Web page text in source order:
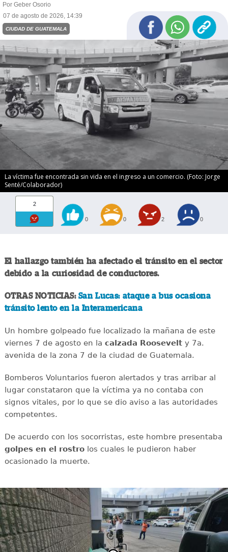
Por Geber Osorio
07 de agosto de 2026, 14:39
CIUDAD DE GUATEMALA
La víctima fue encontrada sin vida en el ingreso a un comercio. (Foto: Jorge
Senté/Colaborador)
2
0 0 2 0
El hallazgo también ha afectado el tránsito en el sector
debido a la curiosidad de conductores.
OTRAS NOTICIAS: San Lucas: ataque a bus ocasiona
tránsito lento en la Interamericana
Un hombre golpeado fue localizado la mañana de este
viernes 7 de agosto en la calzada Roosevelty 7a.
avenida de la zona 7 de la ciudad de Guatemala.
Bomberos Voluntarios fueron alertados y tras arribar al
lugar constataron que la víctima ya no contaba con
signos vitales, por lo que se dio aviso a las autoridades
competentes.
De acuerdo con los socorristas, este hombre presentaba
golpes en el rostrolos cuales le pudieron haber
ocasionado la muerte.